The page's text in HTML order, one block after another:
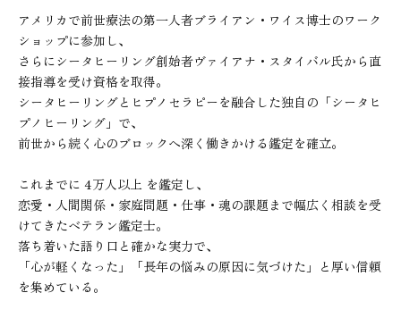
アメリカで前世療法の第一人者ブライアン・ワイス博士のワーク
ショップに参加し、
さらにシータヒーリング創始者ヴァイアナ・スタイバル氏から直
接指導を受け資格を取得。
シータヒーリングとヒプノセラピーを融合した独自の「シータヒ
プノヒーリング」で、
前世から続く心のブロックへ深く働きかける鑑定を確立。
これまでに 4万人以上 を鑑定し、
恋愛・人間関係・家庭問題・仕事・魂の課題まで幅広く相談を受
けてきたベテラン鑑定士。
落ち着いた語り口と確かな実力で、
「心が軽くなった」「長年の悩みの原因に気づけた」と厚い信頼
を集めている。